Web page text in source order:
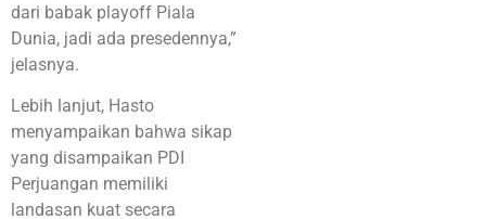
dari babak playoff Piala
Dunia, jadi ada presedennya,”
jelasnya.
Lebih lanjut, Hasto
menyampaikan bahwa sikap
yang disampaikan PDI
Perjuangan memiliki
landasan kuat secara